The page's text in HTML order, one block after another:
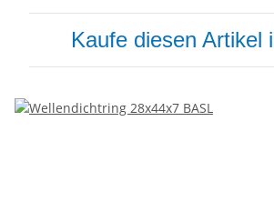
Kaufe diesen Artikel